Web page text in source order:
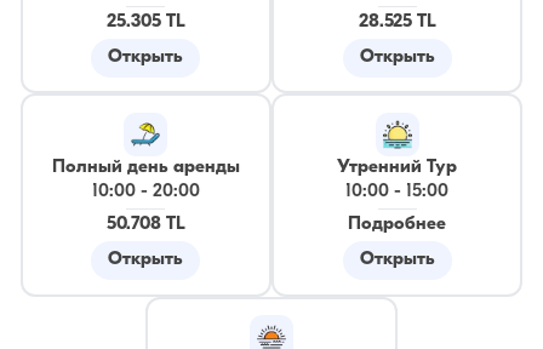
25.305 TL
Открыть
28.525 TL
Открыть
Полный день аренды
10:00- 20:00
50.708 TL
Открыть
Утренний Тур
10:00 -
15:00
Подробнее
Открыть